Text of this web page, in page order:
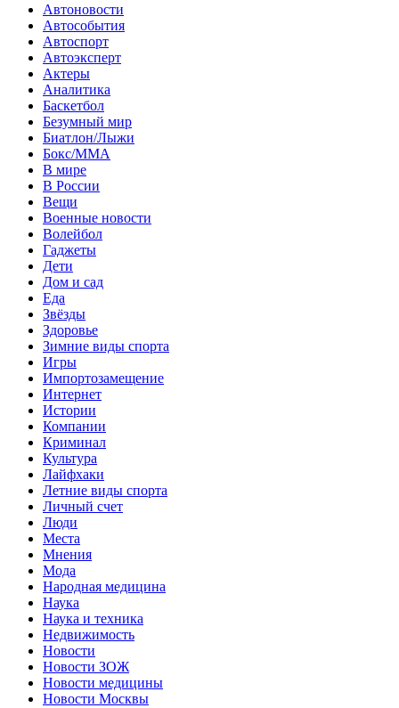
Автоновости
Автособытия
Автоспорт
Автоэксперт
Актеры
Аналитика
Баскетбол
Безумный мир
Биатлон/Лыжи
Бокс/MMA
В мире
В России
Вещи
Военные новости
Волейбол
Гаджеты
Дети
Дом и сад
Еда
Звёзды
Здоровье
Зимние виды спорта
Игры
Импортозамещение
Интернет
Истории
Компании
Криминал
Культура
Лайфхаки
Летние виды спорта
Личный счет
Люди
Места
Мнения
Мода
Народная медицина
Наука
Наука и техника
Недвижимость
Новости
Новости ЗОЖ
Новости медицины
Новости Москвы